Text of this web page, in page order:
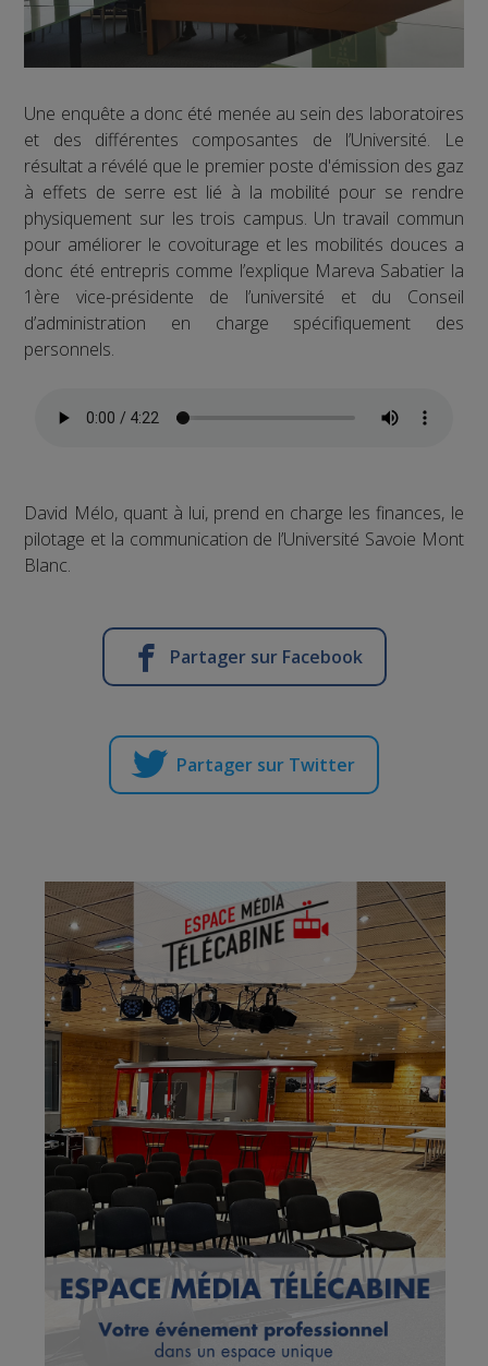
Une enquête a donc été menée au sein des laboratoires
et des différentes composantes de l’Université. Le
résultat a révélé que le premier poste d'émission des gaz
à effets de serre est lié à la mobilité pour se rendre
physiquement sur les trois campus. Un travail commun
pour améliorer le covoiturage et les mobilités douces a
donc été entrepris comme l’explique Mareva Sabatier la
1ère vice-présidente de l’université et du Conseil
d’administration en charge spécifiquement des
personnels.
David Mélo, quant à lui, prend en charge les finances, le
pilotage et la communication de l’Université Savoie Mont
Blanc.
Partager sur Facebook
Partager sur Twitter